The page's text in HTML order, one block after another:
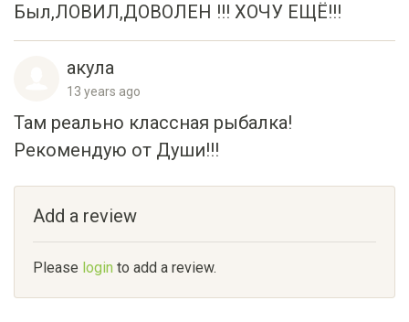
Был,ЛОВИЛ,ДОВОЛЕН !!! ХОЧУ ЕЩЁ!!!
акула
13 years ago
Там реально классная рыбалка!
Рекомендую от Души!!!
Add a review
Please login to add a review.